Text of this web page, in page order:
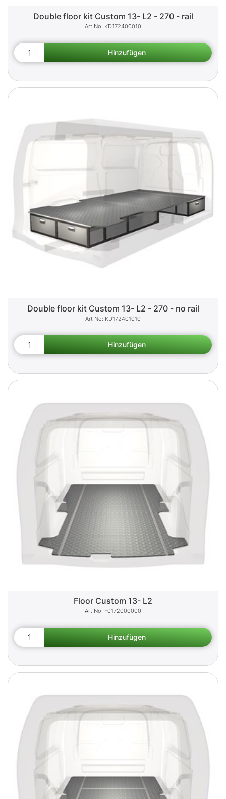
Double floor kit Custom 13- L2 - 270 - rail
KD172400010
Double floor kit Custom 13- L2 - 270 - no rail
KD172401010
Floor Custom 13- L2
F0172000000